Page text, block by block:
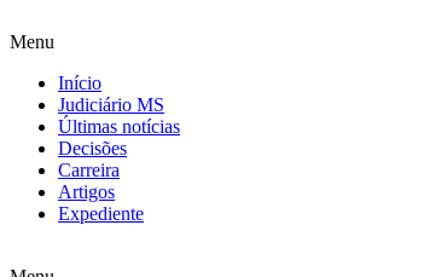
Menu
Início
Judiciário MS
Últimas notícias
Decisões
Carreira
Artigos
Expediente